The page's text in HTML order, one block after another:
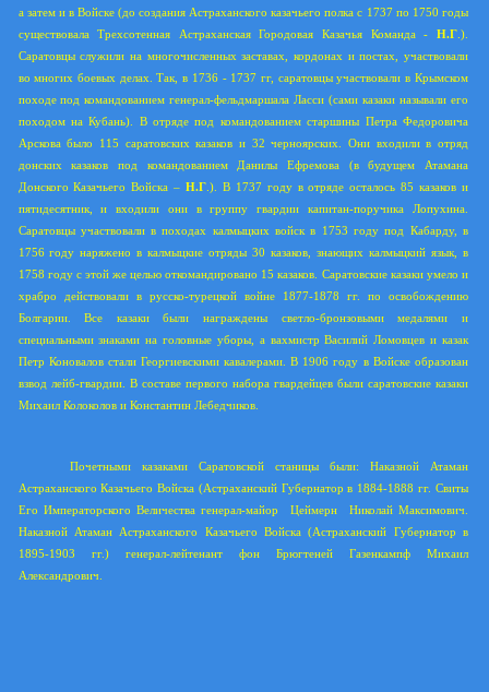
а затем и в Войске (до создания Астраханского казачьего полка с 1737 по 1750 годы
существовала Трехсотенная Астраханская Городовая Казачья Команда - Н.Г.).
Саратовцы служили на многочисленных заставах, кордонах и постах, участвовали
во многих боевых делах. Так, в 1736 - 1737 гг, саратовцы участвовали в Крымском
походе под командованием генерал-фельдмаршала Ласси (сами казаки называли его
походом на Кубань). В отряде под командованием старшины Петра Федоровича
Арскова было 115 саратовских казаков и 32 черноярских. Они входили в отряд
донских казаков под командованием Данилы Ефремова (в будущем Атамана
Донского Казачьего Войска –Н.Г .). В 1737 году в отряде осталось 85 казаков и
пятидесятник, и входили они в группу гвардии капитан-поручика Лопухина.
Саратовцы участвовали в походах калмыцких войск в 1753 году под Кабарду, в
1756 году наряжено в калмыцкие отряды 30 казаков, знающих калмыцкий язык, в
1758 году с этой же целью откомандировано 15 казаков. Саратовские казаки умело и
храбро действовали в русско-турецкой войне 1877-1878 гг. по освобождению
Болгарии. Все казаки были награждены светло-бронзовыми медалями и
специальными знаками на головные уборы, а вахмистр Василий Ломовцев и казак
Петр Коновалов стали Георгиевскими кавалерами. В 1906 году в Войске образован
взвод лейб-гвардии. В составе первого набора гвардейцев были саратовские казаки
Михаил Колоколов и Константин Лебедчиков.
Почетными казаками Саратовской станицы были: Наказной Атаман
Астраханского Казачьего Войска (Астраханский Губернатор в 1884-1888 гг. Свиты
Его Императорского Величества генерал-майор
Цеймерн
Николай Максимович.
Наказной Атаман Астраханского Казачьего Войска (Астраханский Губернатор в
1895-1903 гг.) генерал-лейтенант фон Брюгтеней Газенкампф Михаил
Александрович.